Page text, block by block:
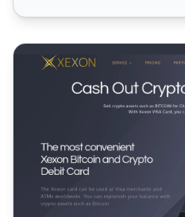
Programme d'affiliation Xexon